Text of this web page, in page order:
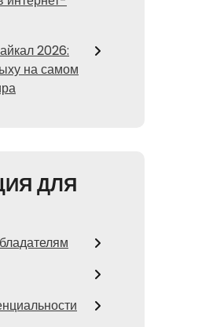
2026:
на самом
ДЛЯ